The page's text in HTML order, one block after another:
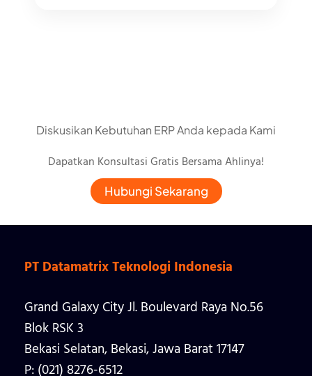
Diskusikan Kebutuhan ERP Anda kepada Kami
Dapatkan Konsultasi Gratis Bersama Ahlinya!
Hubungi Sekarang
PT Datamatrix Teknologi Indonesia
Grand Galaxy City Jl. Boulevard Raya No.56
Blok RSK 3
Bekasi Selatan, Bekasi, Jawa Barat 17147
P: (021) 8276-6512